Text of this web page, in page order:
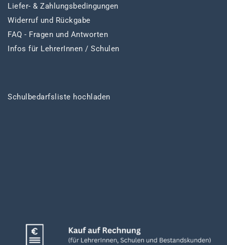
Liefer- & Zahlungsbedingungen
Widerruf und Rückgabe
FAQ - Fragen und Antworten
Infos für LehrerInnen / Schulen
Schulbedarfsliste hochladen